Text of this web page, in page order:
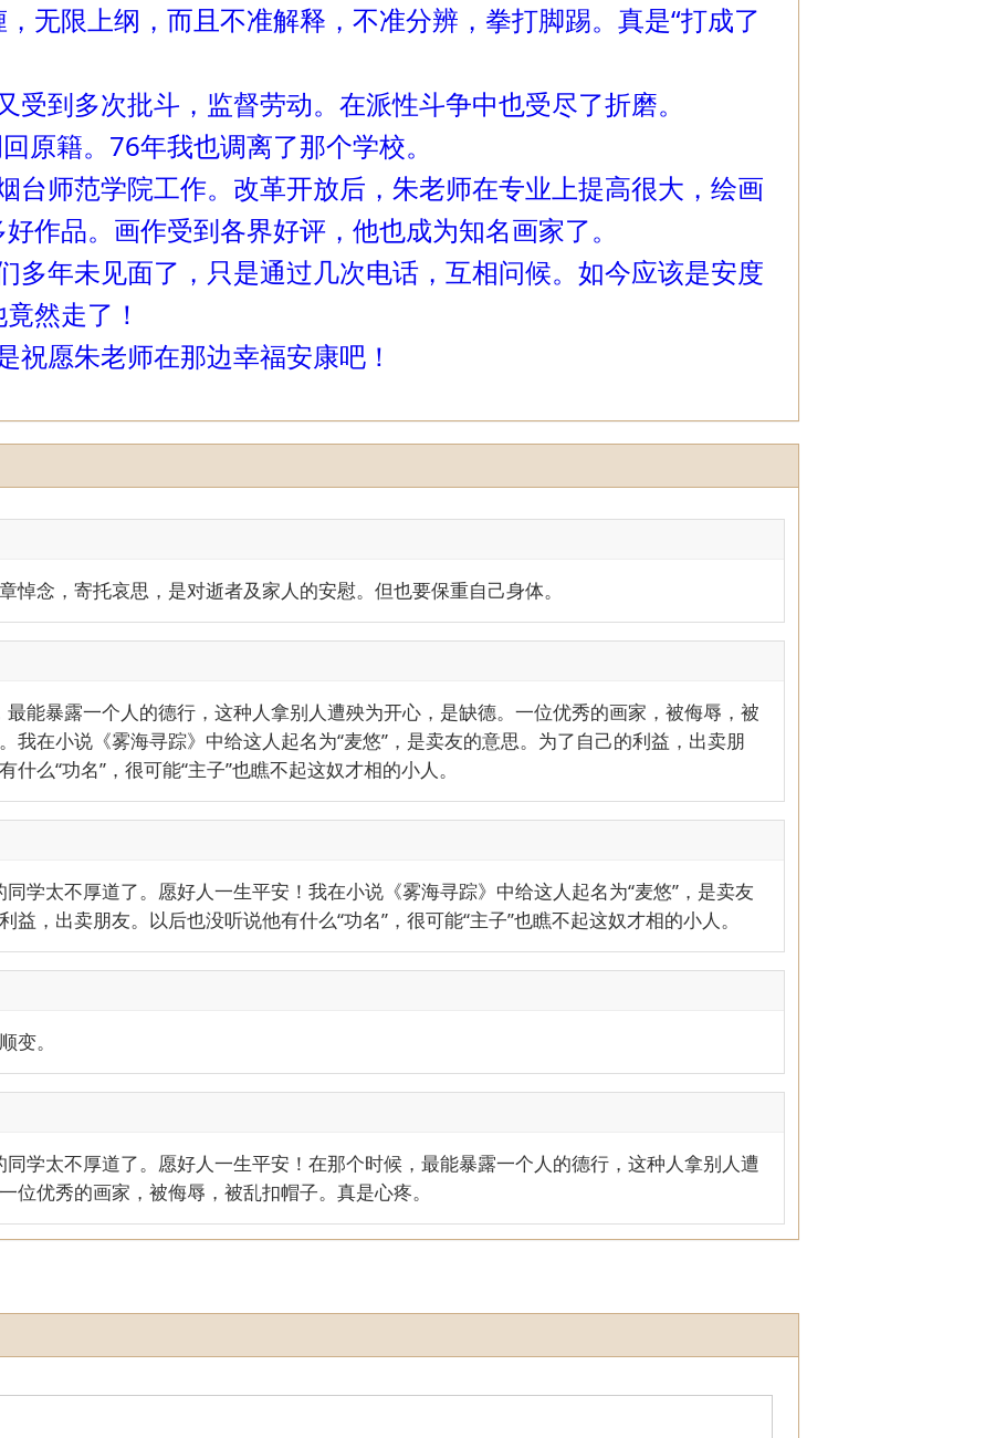
无限上纲，而且不准解释，不准分辨，拳打脚踢。真是“打成了
多次批斗，监督劳动。在派性斗争中也受尽了折磨。
籍。76年我也调离了那个学校。
范学院工作。改革开放后，朱老师在专业上提高很大，绘画
作品。 画作受到各界好评，他也成为知名画家了。
未见面了，只是通过几次电话，互相问候。如今应该是安度
然走了！
愿朱老师在那边幸福安康吧！
悼念，寄托哀思，是对逝者及家人的安慰。但也要保重自己身体。
最能暴露一个人的德行，这种人拿别人遭殃为开心，是缺德。一位优秀的画家，被侮辱，被
我在小说《雾海寻踪》中给这人起名为“麦悠”，是卖友的意思。为了自己的利益，出卖朋
什么“功名”，很可能“主子”也瞧不起这奴才相的小人。
学太不厚道了。愿好人一生平安！我在小说《雾海寻踪》中给这人起名为“麦悠”，是卖友
益，出卖朋友。以后也没听说他有什么“功名”，很可能“主子”也瞧不起这奴才相的小人。
变。
同学太不厚道了。愿好人一生平安！在那个时候，最能暴露一个人的德行，这种人拿别人遭
位优秀的画家，被侮辱，被乱扣帽子。真是心疼。